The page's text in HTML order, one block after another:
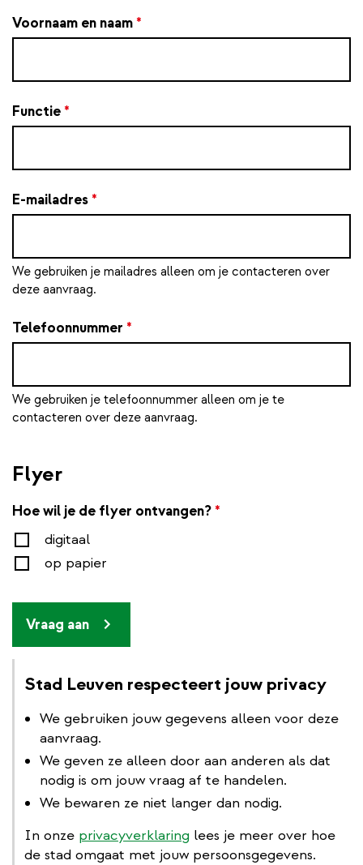
Voornaam en naam *
Functie *
E-mailadres *
We gebruiken je mailadres alleen om je contacteren over
deze aanvraag.
Telefoonnummer *
We gebruiken je telefoonnummer alleen om je te
contacteren over deze aanvraag.
Flyer
Hoe wil je de flyer ontvangen? *
digitaal
op papier
Vraag aan
Stad Leuven respecteert jouw privacy
We gebruiken jouw gegevens alleen voor deze
aanvraag.
We geven ze alleen door aan anderen als dat
nodig is om jouw vraag af te handelen.
We bewaren ze niet langer dan nodig.
In onze privacyverklaring lees je meer over hoe
de stad omgaat met jouw persoonsgegevens.